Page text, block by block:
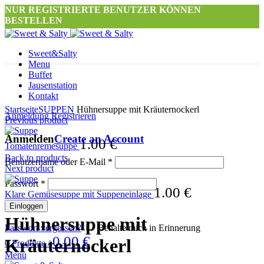
NUR REGISTRIERTE BENUTZER KÖNNEN
BESTELLEN
Sweet&Salty
Menu
Buffet
Jausenstation
Kontakt
Anmeldung Registrieren
AnmeldenCreate an Account
Benutzername oder E-Mail *
Passwort *
Einloggen
Passwort vergessen?
Behalte mich in Erinnerung
0Produkte / 0.00€
Menu
Click to enlarge
StartseiteSUPPEN Hühnersuppe mit Kräuternockerl
Previous product
Tomatenremesuppe1.00€
Back to products
Next product
Klare Gemüsesuppe mit Suppeneinlage 1.00 €
Hühnersuppe mit
Kräuternockerl